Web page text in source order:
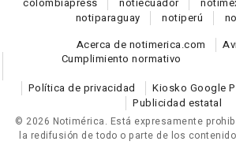
notiparaguay notiperú
Acerca de notimerica.com
Cumplimiento normativo
Política de privacidad
Kiosko Google
Publicidad estatal
© 2026 Notimérica. Está expresamente
la redifusión de todo o parte de los